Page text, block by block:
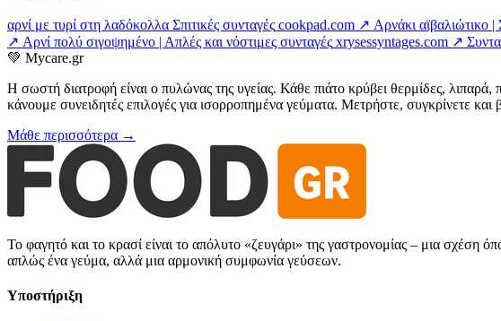
αρνί με τυρί στη λαδόκολλα Σπιτικές συνταγές cookpad.com ↗ Αρνάκι
↗ Αρνί πολύ σιγοψημένο | Απλές και νόστιμες συνταγές xrysessyntages.com ↗
💚 Mycare.gr
Η σωστή διατροφή είναι ο πυλώνας της υγείας. Κάθε πιάτο κρύβει θερμίδες,
κάνουμε συνειδητές επιλογές για ισορροπημένα γεύματα. Μετρήστε, συγκρίνετε
Μάθε περισσότερα →
Το φαγητό και το κρασί είναι το απόλυτο «ζευγάρι» της γαστρονομίας – μια
απλώς ένα γεύμα, αλλά μια αρμονική συμφωνία γεύσεων.
Υποστήριξη